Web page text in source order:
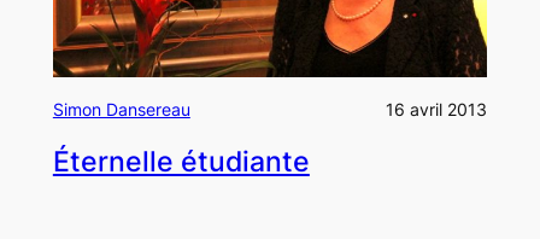
Simon Dansereau 16 avril 2013
Éternelle étudiante